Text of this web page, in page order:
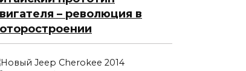
– революция в